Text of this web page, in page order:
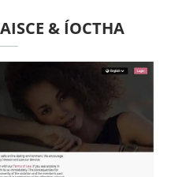
& ÍOCTHA